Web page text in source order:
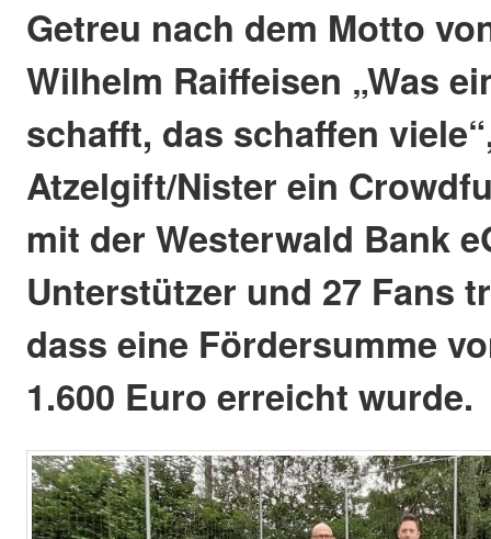
Getreu nach dem Motto
Wilhelm Raiffeisen „Was
schafft, das schaffen
Atzelgift/Nister ein
mit der Westerwald Bank
Unterstützer und 27 Fans
dass eine Fördersumme
1.600 Euro erreicht wurde.